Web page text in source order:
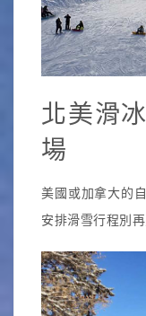
北美滑
場
美國或加拿大的
安排滑雪行程別